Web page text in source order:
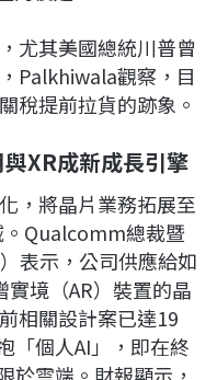
尤其美國總統川普曾
Palkhiwala觀察，目
稅提前拉貨的跡象。
XR成新成長引擎
，將晶片業務拓展至
。Qualcomm總裁暨
表示，公司供應給如
境（AR）裝置的晶
相關設計案已達19
「個人AI」，即在終